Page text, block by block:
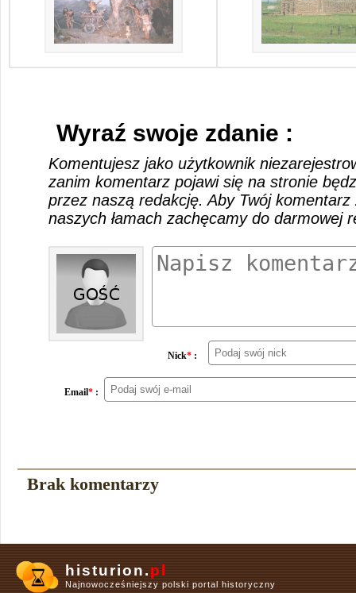
Wyraź swoje zdanie :
Komentujesz jako użytkownik
zanim komentarz pojawi się na stronie
przez naszą redakcję. Aby Twój
naszych łamach zachęcamy do darmowej
Nick* :
Email* :
Brak komentarzy
histurion.pl
Najnowocześniejszy polski portal historyczny